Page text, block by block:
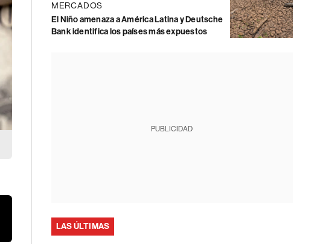
MERCADOS
El Niño amenaza a América Latina y Deutsche
Bank identifica los países más expuestos
PUBLICIDAD
LAS ÚLTIMAS